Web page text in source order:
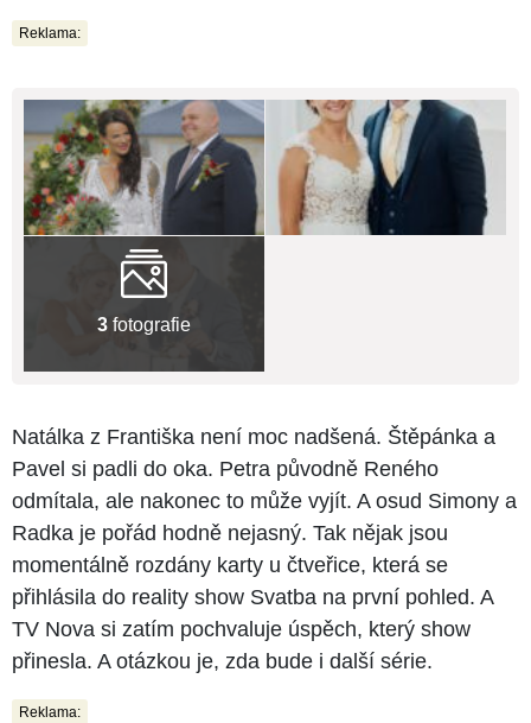
Reklama:
3 fotografie
Natálka z Františka není moc nadšená. Štěpánka a
Pavel si padli do oka. Petra původně Reného
odmítala, ale nakonec to může vyjít. A osud Simony a
Radka je pořád hodně nejasný. Tak nějak jsou
momentálně rozdány karty u čtveřice, která se
přihlásila do reality show Svatba na první pohled. A
TV Nova si zatím pochvaluje úspěch, který show
přinesla. A otázkou je, zda bude i další série.
Reklama: